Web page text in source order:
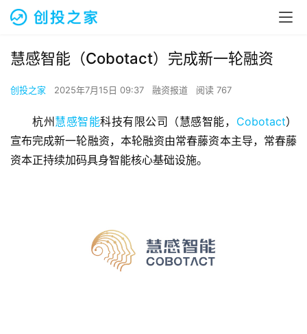
慧感智能（Cobotact）完成新一轮融资
创投之家 2025年7月15日 09:37 融资报道 阅读 767
杭州 慧感智能科技有限公司（慧感智能， Cobotact）
宣布完成新一轮融资，本轮融资由常春藤资本主导，常春藤
资本正持续加码具身智能核心基础设施。